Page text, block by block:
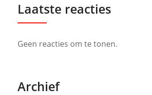
Laatste reacties
Geen reacties om te tonen.
Archief